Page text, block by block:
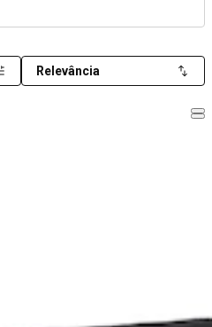
Relevância